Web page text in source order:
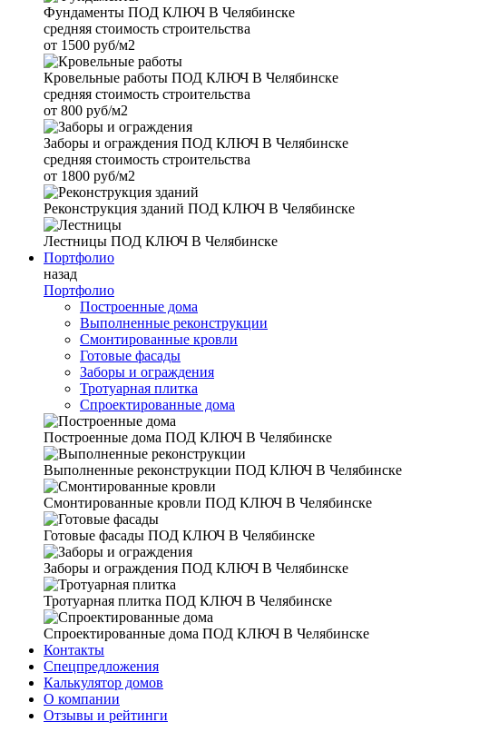
Фундаменты ПОД КЛЮЧ В Челябинске
средняя стоимость строительства
от 1500 руб/м2
Кровельные работы ПОД КЛЮЧ В Челябинске
средняя стоимость строительства
от 800 руб/м2
Заборы и ограждения ПОД КЛЮЧ В Челябинске
средняя стоимость строительства
от 1800 руб/м2
Реконструкция зданий ПОД КЛЮЧ В Челябинске
Лестницы ПОД КЛЮЧ В Челябинске
Портфолио
назад
Портфолио
Построенные дома
Выполненные реконструкции
Смонтированные кровли
Готовые фасады
Заборы и ограждения
Тротуарная плитка
Спроектированные дома
Построенные дома ПОД КЛЮЧ В Челябинске
Выполненные реконструкции ПОД КЛЮЧ В Челябинске
Смонтированные кровли ПОД КЛЮЧ В Челябинске
Готовые фасады ПОД КЛЮЧ В Челябинске
Заборы и ограждения ПОД КЛЮЧ В Челябинске
Тротуарная плитка ПОД КЛЮЧ В Челябинске
Спроектированные дома ПОД КЛЮЧ В Челябинске
Контакты
Спецпредложения
Калькулятор домов
О компании
Отзывы и рейтинги